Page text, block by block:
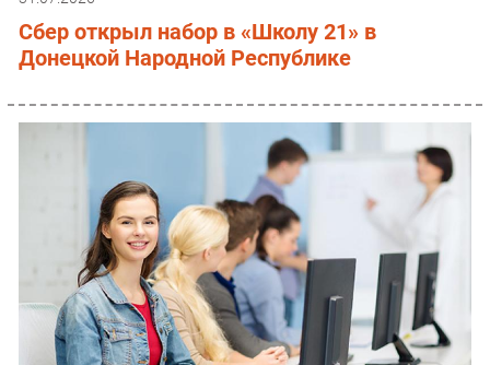
Сбер открыл набор в «Школу 21» в
Донецкой Народной Республике